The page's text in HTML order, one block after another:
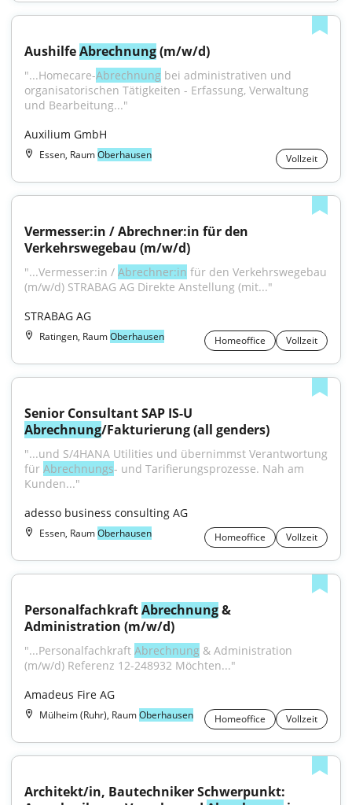
Aushilfe Abrechnung (m/w/d)
"...Homecare-Abrechnung bei administrativen und
organisatorischen Tätigkeiten - Erfassung, Verwaltung
und Bearbeitung..."
Auxilium GmbH
Essen, RaumOberhausen Vollzeit
Vermesser:in / Abrechner:in für den
Verkehrswegebau (m/w/d)
"...Vermesser:in / Abrechner:in für den Verkehrswegebau
(m/w/d) STRABAG AG Direkte Anstellung (mit..."
STRABAG AG
Ratingen, RaumOberhausen Homeoffice Vollzeit
Abrechnung/Fakturierung (all genders)
"...und S/4HANA Utilities und übernimmst Verantwortung
für Abrechnungs- und Tarifierungsprozesse. Nah am
Kunden..."
adesso business consulting AG
Essen, RaumOberhausen Homeoffice Vollzeit
Personalfachkraft Abrechnung &
Administration (m/w/d)
"...Personalfachkraft Abrechnung & Administration
(m/w/d) Referenz 12-248932 Möchten..."
Amadeus Fire AG
Mülheim (Ruhr), RaumOberhausen Homeoffice Vollzeit
Architekt/in, Bautechniker Schwerpunkt: